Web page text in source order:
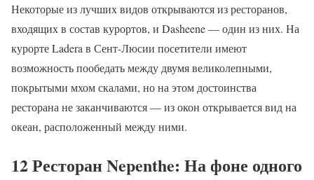
Некоторые из лучших видов открываются из ресторанов,
входящих в состав курортов, и Dasheene — один из них. На
курорте Ladera в Сент-Люсии посетители имеют
возможность пообедать между двумя великолепными,
покрытыми мхом скалами, но на этом достоинства
ресторана не заканчиваются — из окон открывается вид на
океан, расположенный между ними.
12 Ресторан Nepenthe: На фоне одного